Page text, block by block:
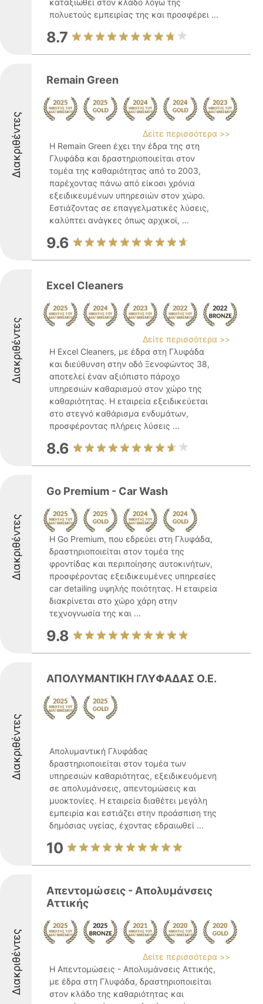
καταξιωθεί στον κλάδο λόγω της
πολυετούς εμπειρίας της και προσφέρει ...
8.7
Διακριθέντες
Remain Green
Δείτε περισσότερα >>
Η Remain Green έχει την έδρα της στη
Γλυφάδα και δραστηριοποιείται στον
τομέα της καθαριότητας από το 2003,
παρέχοντας πάνω από είκοσι χρόνια
εξειδικευμένων υπηρεσιών στον χώρο.
Εστιάζοντας σε επαγγελματικές λύσεις,
καλύπτει ανάγκες όπως αρχικοί, ...
9.6
Διακριθέντες
Excel Cleaners
Δείτε περισσότερα >>
Η Excel Cleaners, με έδρα στη Γλυφάδα
και διεύθυνση στην οδό Ξενοφώντος 38,
αποτελεί έναν αξιόπιστο πάροχο
υπηρεσιών καθαρισμού στον χώρο της
καθαριότητας. Η εταιρεία εξειδικεύεται
στο στεγνό καθάρισμα ενδυμάτων,
προσφέροντας πλήρεις λύσεις ...
8.6
Διακριθέντες
Go Premium - Car Wash
Η Go Premium, που εδρεύει στη Γλυφάδα,
δραστηριοποιείται στον τομέα της
φροντίδας και περιποίησης αυτοκινήτων,
προσφέροντας εξειδικευμένες υπηρεσίες
car detailing υψηλής ποιότητας. Η εταιρεία
διακρίνεται στο χώρο χάρη στην
τεχνογνωσία της και ...
9.8
Διακριθέντες
ΑΠΟΛΥΜΑΝΤΙΚΗ ΓΛΥΦΑΔΑΣ Ο.Ε.
Απολυμαντική Γλυφάδας
δραστηριοποιείται στον τομέα των
υπηρεσιών καθαριότητας, εξειδικευόμενη
σε απολυμάνσεις, απεντομώσεις και
μυοκτονίες. Η εταιρεία διαθέτει μεγάλη
εμπειρία και εστιάζει στην προάσπιση της
δημόσιας υγείας, έχοντας εδραιωθεί ...
10
Διακριθέντες
Απεντομώσεις - Απολυμάνσεις
Αττικής
Δείτε περισσότερα >>
Η Απεντομώσεις - Απολυμάνσεις Αττικής,
με έδρα στη Γλυφάδα, δραστηριοποιείται
στον κλάδο της καθαριότητας και